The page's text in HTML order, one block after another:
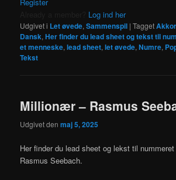
Log ind her
Udgivet i Let øvede,Sammenspil |Tagget
Dansk,Her finder du lead sheet og tekst til
et menneske,lead sheet,let øvede,Numre,
Tekst
Millionær – Rasmus
Udgivet denmaj 5, 2025
Her finder du lead sheet og lekst til
Rasmus Seebach.